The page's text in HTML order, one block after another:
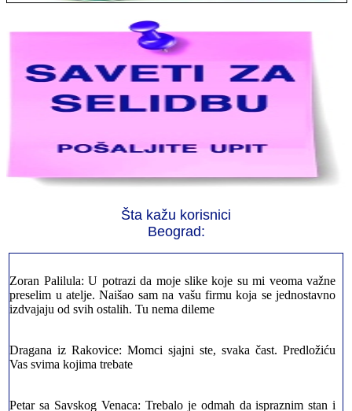
Šta kažu korisnici
Beograd:
Jelena sa Čukarice: Mogu da pohvalim sve radnike u firmi jer su
stvarno profesionalni. Iselili su moje stvari veoma pažljivo
sam preselila sve stvari u moj novi stan. Hvala Vam puno
Zoran Palilula: U potrazi da moje slike koje su mi veoma važne
izdvajaju od svih ostalih. Tu nema dileme
šta bi radio sada da ne postojite, Hvala Vam